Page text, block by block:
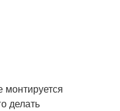
монтируется
делать